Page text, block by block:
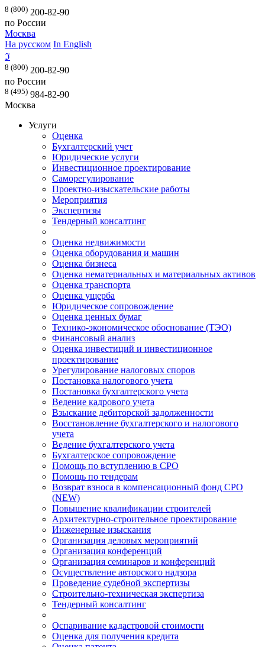
8 (800) 200-82-90
по России
Москва
На русском In English
ℑ
8 (800) 200-82-90
по России
8 (495) 984-82-90
Москва
Услуги
Оценка
Бухгалтерский учет
Юридические услуги
Инвестиционное проектирование
Саморегулирование
Проектно-изыскательские работы
Мероприятия
Экспертизы
Тендерный консалтинг
Оценка недвижимости
Оценка оборудования и машин
Оценка бизнеса
Оценка нематериальных и материальных активов
Оценка транспорта
Оценка ущерба
Юридическое сопровождение
Оценка ценных бумаг
Технико-экономическое обоснование (ТЭО)
Финансовый анализ
Оценка инвестиций и инвестиционное
проектирование
Урегулирование налоговых споров
Постановка налогового учета
Постановка бухгалтерского учета
Ведение кадрового учета
Взыскание дебиторской задолженности
Восстановление бухгалтерского и налогового
учета
Ведение бухгалтерского учета
Бухгалтерское сопровождение
Помощь по вступлению в СРО
Помощь по тендерам
Возврат взноса в компенсационный фонд СРО
(NEW)
Повышение квалификации строителей
Архитектурно-строительное проектирование
Инженерные изыскания
Организация деловых мероприятий
Организация конференций
Организация семинаров и конференций
Осуществление авторского надзора
Проведение судебной экспертизы
Строительно-техническая экспертиза
Тендерный консалтинг
Оспаривание кадастровой стоимости
Оценка для получения кредита